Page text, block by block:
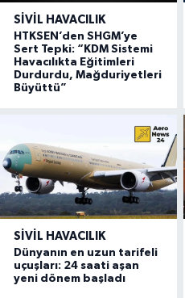
SIVIL HAVACILIK
HTKSEN’den SHGM’ye
Sert Tepki: “KDM Sistemi
Havacılıkta Eğitimleri
Durdurdu, Mağduriyetleri
Büyüttü”
SIVIL HAVACILIK
Dünyanın en uzun tarifeli
uçuşları: 24 saati aşan
yeni dönem başladı